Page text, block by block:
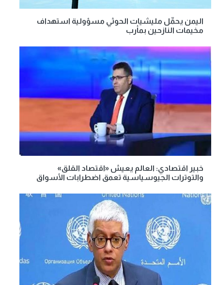
اليمن يحمِّل مليشيات الحوثي مسؤولية استهداف
مخيمات النازحين بمأرب
خبير اقتصادي: العالم يعيش «اقتصاد القلق»
والتوترات الجيوسياسية تعمق اضطرابات الأسواق